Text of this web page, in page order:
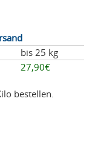
bis 25 kg
27,90€
bestellen.